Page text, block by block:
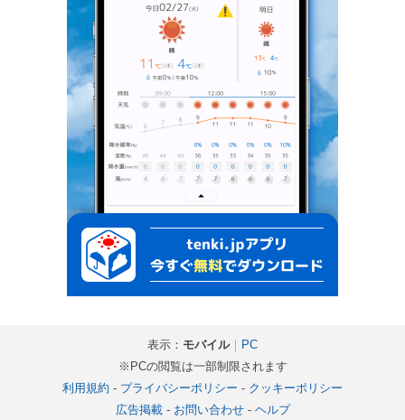
表示： モバイル｜ PC
※PCの閲覧は一部制限されます
利用規約 - プライバシーポリシー - クッキーポリシー
広告掲載- お問い合わせ- ヘルプ